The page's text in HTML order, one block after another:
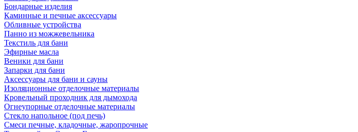
Бондарные изделия
Каминные и печные аксессуары
Обливные устройства
Панно из можжевельника
Текстиль для бани
Эфирные масла
Веники для бани
Запарки для бани
Аксессуары для бани и сауны
Изоляционные отделочные материалы
Кровельный проходник для дымохода
Огнеупорные отделочные материалы
Стекло напольное (под печь)
Смеси печные, кладочные, жаропрочные